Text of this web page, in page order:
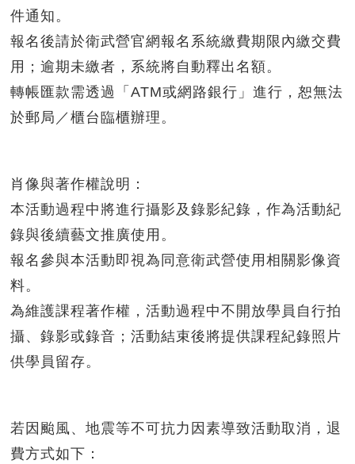
件通知。
報名後請於衛武營官網報名系統繳費期限內繳交費
用；逾期未繳者，系統將自動釋出名額。
轉帳匯款需透過「ATM或網路銀行」進行，恕無法
於郵局／櫃台臨櫃辦理。
肖像與著作權說明：
本活動過程中將進行攝影及錄影紀錄，作為活動紀
錄與後續藝文推廣使用。
報名參與本活動即視為同意衛武營使用相關影像資
料。
為維護課程著作權，活動過程中不開放學員自行拍
攝、錄影或錄音；活動結束後將提供課程紀錄照片
供學員留存。
若因颱風、地震等不可抗力因素導致活動取消，退
費方式如下：